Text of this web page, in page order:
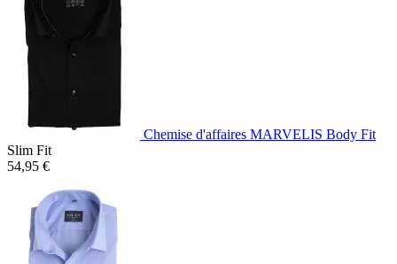
Chemise d'affaires MARVELIS Body Fit
Slim Fit
54,95 €